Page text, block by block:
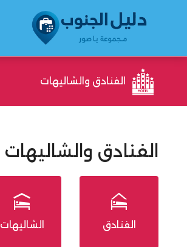
الفنادق والشاليهات
الفنادق والشاليهات
الفنادق الشاليهات